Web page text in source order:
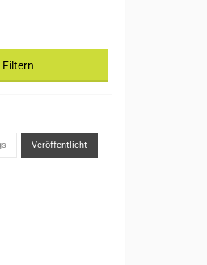
Filtern
Veröffentlicht